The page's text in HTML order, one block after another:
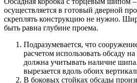
осуществляется в готовый дверной
скреплять конструкцию не нужно.
быть равна глубине проема.
Подразумевается, что
расчетом использовать обсаду
должна учитывать наличие
вырезается вдоль обоих
В боковых стойках обсады